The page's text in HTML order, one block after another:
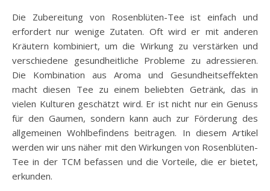
Die Zubereitung von Rosenblüten-Tee ist einfach und
erfordert nur wenige Zutaten. Oft wird er mit anderen
Kräutern kombiniert, um die Wirkung zu verstärken und
verschiedene gesundheitliche Probleme zu adressieren.
Die Kombination aus Aroma und Gesundheitseffekten
macht diesen Tee zu einem beliebten Getränk, das in
vielen Kulturen geschätzt wird. Er ist nicht nur ein Genuss
für den Gaumen, sondern kann auch zur Förderung des
allgemeinen Wohlbefindens beitragen. In diesem Artikel
werden wir uns näher mit den Wirkungen von Rosenblüten-
Tee in der TCM befassen und die Vorteile, die er bietet,
erkunden.